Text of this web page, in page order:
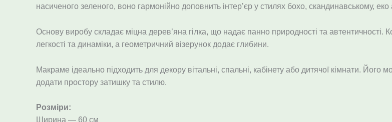
насиченого зеленого, воно гармонійно доповнить інтер’єр у стилях бохо, скандинавському, еко
Основу виробу складає міцна дерев’яна гілка, що надає панно природності та автентичності.
легкості та динаміки, а геометричний візерунок додає глибини.
Макраме ідеально підходить для декору вітальні, спальні, кабінету або дитячої кімнати.
додати простору затишку та стилю.
Розміри:
Ширина — 60 см